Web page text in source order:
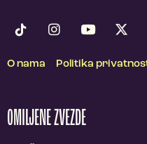
O nama Politika
OMILJENE ZVEZDE